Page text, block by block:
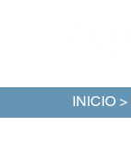
INICIO >